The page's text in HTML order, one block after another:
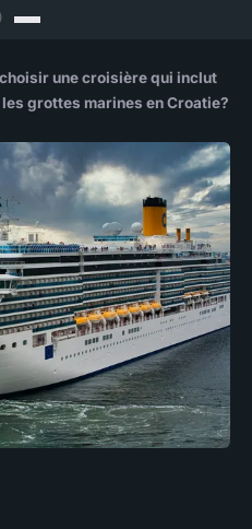
une croisière qui inclut
grottes marines en Croatie?